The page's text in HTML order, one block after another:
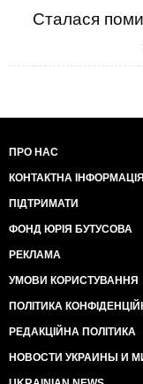
Сталася
ПРО НАС
КОНТАКТНА ІНФОРМАЦІЯ
ПІДТРИМАТИ
ФОНД ЮРІЯ БУТУСОВА
РЕКЛАМА
УМОВИ КОРИСТУВАННЯ
ПОЛІТИКА
РЕДАКЦІЙНА ПОЛІТИКА
НОВОСТИ УКРАИНЫ И